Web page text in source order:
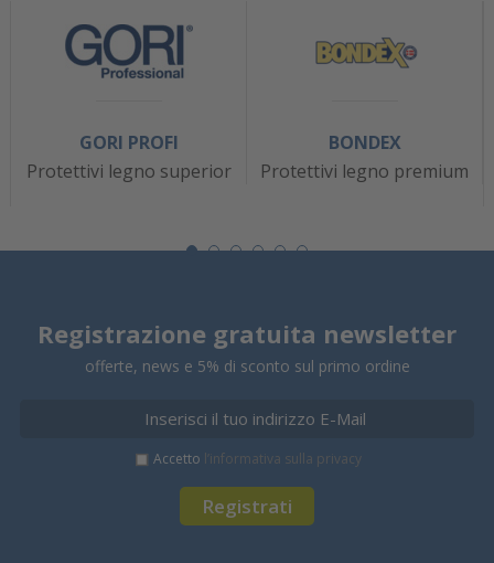
GORI PROFI
Protettivi legno superior
BONDEX
Protettivi legno premium
Registrazione gratuita newsletter
offerte, news e 5% di sconto sul primo ordine
Registrati
Accetto l’informativa sulla privacy